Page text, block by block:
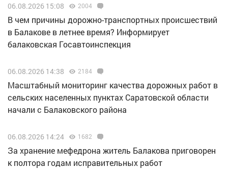
06.08.2026 15:08 2004
В чем причины дорожно-транспортных происшествий
в Балакове в летнее время? Информирует
балаковская Госавтоинспекция
06.08.2026 14:38 2184
Масштабный мониторинг качества дорожных работ в
сельских населенных пунктах Саратовской области
начали с Балаковского района
06.08.2026 14:24 1682
За хранение мефедрона житель Балакова приговорен
к полтора годам исправительных работ